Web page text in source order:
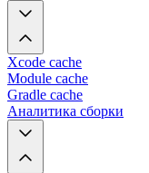
Xcode cache
Module cache
Gradle cache
Аналитика сборки